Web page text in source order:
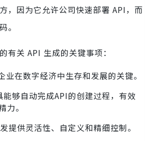
，因为它允许公司快速部署 API，而
。
有关 API 生成的关键事项：
业在数字经济中生存和发展的关键。
能够自动完成API的创建过程，有效
力。
提供灵活性、自定义和精细控制。